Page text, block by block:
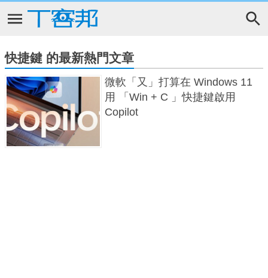
快捷鍵 的最新熱門文章
微軟「又」打算在 Windows 11
用 「Win + C 」快捷鍵啟用
Copilot